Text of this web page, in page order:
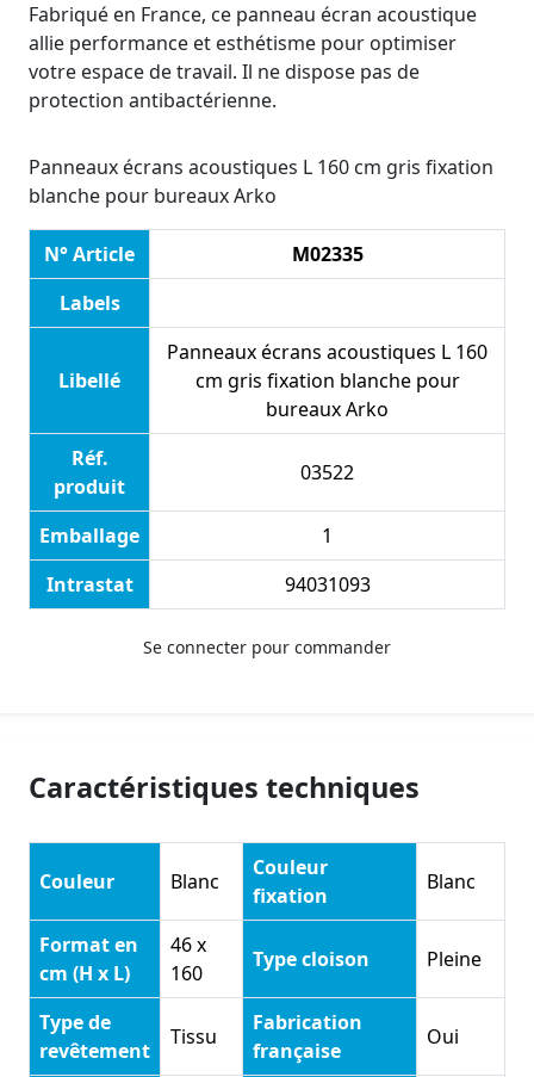
Fabriqué en France, ce panneau écran acoustique
allie performance et esthétisme pour optimiser
votre espace de travail. Il ne dispose pas de
protection antibactérienne.
Panneaux écrans acoustiques L 160 cm gris fixation
blanche pour bureaux Arko
N° Article
M02335
Labels
Libellé
Panneaux écrans acoustiques L 160
cm gris fixation blanche pour
bureaux Arko
Réf.
produit
03522
Emballage
1
Intrastat
94031093
Se connecter pour commander
Caractéristiques techniques
Couleur Blanc
Couleur
fixation
Blanc
Format en
cm (H x L)
46 x
160
Type cloison Pleine
Type de
revêtement
Tissu
Fabrication
française
Oui